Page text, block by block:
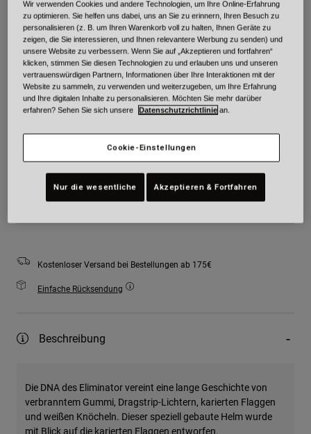
Farben -Schwarz/Weiß
ausgewählt
Größe
L XL
Kostenloser Versand bei Bestellungen ab 175€
Einfache Rücksendung
Beschreibung
Die DNA des Eliminator vereint eine lange Geschichte von
verbranntem Gummi, Dragstrip-Lichtern, karierten Flaggen
und weißen Knöcheln. Dieser speziell gebaute Helm wurde
mit Blick auf die karierten Flaggen entworfen.
Wir verwenden Cookies und andere Technologien, um Ihre Online-Erfahrung
zu optimieren. Sie helfen uns dabei, uns an Sie zu erinnern, Ihren Besuch zu
personalisieren (z. B. um Ihren Warenkorb voll zu halten, Ihnen Geräte zu
zeigen, die Sie interessieren, und Ihnen relevantere Werbung zu senden) und
unsere Website zu verbessern. Wenn Sie auf „Akzeptieren und fortfahren“
klicken, stimmen Sie diesen Technologien zu und erlauben uns und unseren
vertrauenswürdigen Partnern, Informationen über Ihre Interaktionen mit der
Website zu sammeln, zu verwenden und weiterzugeben, um Ihre Erfahrung
und Ihre digitalen Inhalte zu personalisieren. Möchten Sie mehr darüber
erfahren? Sehen Sie sich unsere
Datenschutzrichtlinie an.
Cookie-Einstellungen
Nur die wesentliche Akzeptieren & Fortfahren